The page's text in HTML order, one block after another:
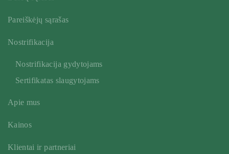
Pareiškėjų sąrašas
Nostrifikacija
Nostrifikacija gydytojams
Sertifikatas slaugytojams
Apie mus
Kainos
Klientai ir partneriai